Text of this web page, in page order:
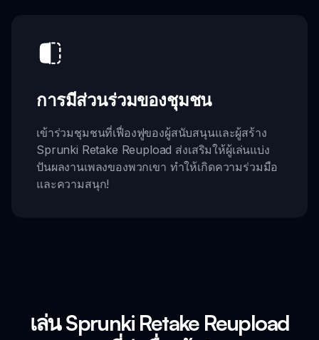
การมีส่วนร่วมของชุมชน
เข้าร่วมชุมชนที่เฟื่องฟูของผู้สนับสนุนและผู้สร้าง
Sprunki Retake Reupload ส่งเสริมให้ผู้เล่นแบ่ง
ปันผลงานเพลงของพวกเขา ทำให้เกิดความร่วมมือ
และความสนุก!
เล่น Sprunki Retake Reupload